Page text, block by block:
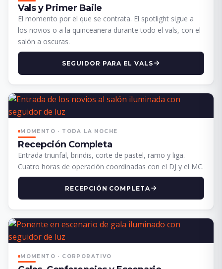
Vals y Primer Baile
El momento por el que se contrata. El spotlight sigue a
los novios o a la quinceañera durante todo el vals, con el
salón a oscuras.
SEGUIDOR PARA EL VALS
MOMENTO · TODA LA NOCHE
Recepción Completa
Entrada triunfal, brindis, corte de pastel, ramo y liga.
Cuatro horas de operación coordinadas con el DJ y el MC.
RECEPCIÓN COMPLETA
MOMENTO · CORPORATIVO